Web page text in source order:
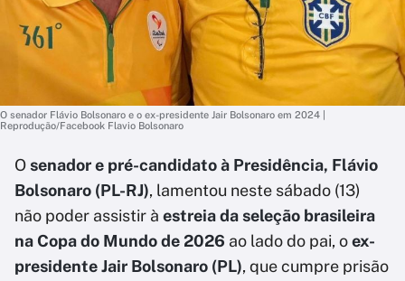
O senador Flávio Bolsonaro e o ex-presidente Jair Bolsonaro em 2024 |
Reprodução/Facebook Flavio Bolsonaro
Osenador e pré-candidato à Presidência, Flávio
Bolsonaro (PL-RJ), lamentou neste sábado (13)
não poder assistir à estreia da seleção brasileira
na Copa do Mundo de 2026 ao lado do pai, oex-
presidente Jair Bolsonaro (PL), que cumpre prisão